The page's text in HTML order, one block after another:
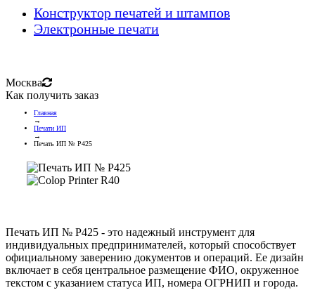
Конструктор печатей и штампов
Электронные печати
Москва
Как получить заказ
Главная
→
Печати ИП
→
Печать ИП № Р425
Печать ИП № Р425 - это надежный инструмент для
индивидуальных предпринимателей, который способствует
официальному заверению документов и операций. Ее дизайн
включает в себя центральное размещение ФИО, окруженное
текстом с указанием статуса ИП, номера ОГРНИП и города.